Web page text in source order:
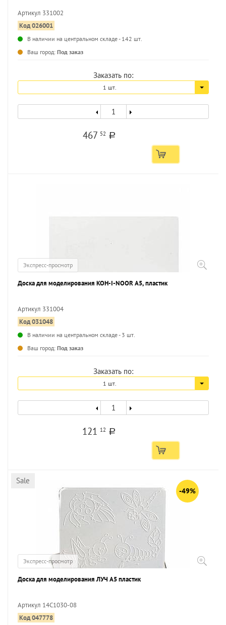
Артикул 331002
Код 026001
В наличии на центральном складе - 142 шт.
Ваш город: Под заказ
Заказать по:
1 шт.
467 52 a
Экспресс-просмотр
Доска для моделирования KOH-I-NOOR А5, пластик
Артикул 331004
Код 031048
В наличии на центральном складе - 3 шт.
Ваш город: Под заказ
Заказать по:
1 шт.
121 12 a
Sale
-49%
Экспресс-просмотр
Доска для моделирования ЛУЧ А5 пластик
Артикул 14С1030-08
Код 047778